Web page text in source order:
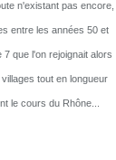
n'existant pas encore,
entre les années 50 et
que l'on rejoignait alors
tout en longueur
le cours du Rhône...